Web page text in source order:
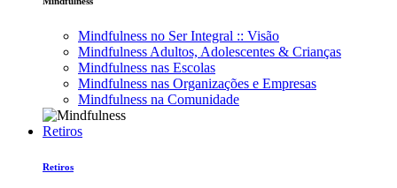
Mindfulness no Ser Integral :: Visão
Mindfulness Adultos, Adolescentes & Crianças
Mindfulness nas Escolas
Mindfulness nas Organizações e Empresas
Mindfulness na Comunidade
Retiros
Retiros